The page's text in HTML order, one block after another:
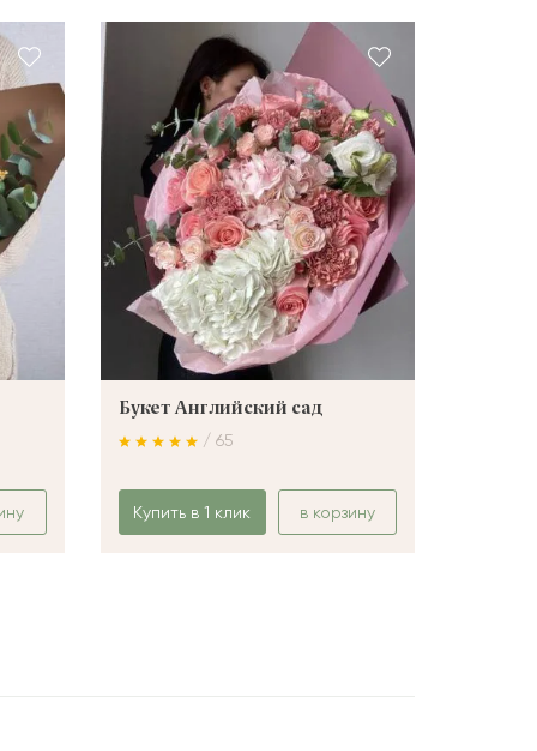
Букет Английский сад
/ 65
Купить в 1 клик в корзину